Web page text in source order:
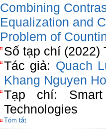
Combining
Equalization and
Problem of
Số tạp chí (2022)
Tác giả: Quach
Khang Nguyen
Tạp chí: Smart
Technologies
Tóm tắt